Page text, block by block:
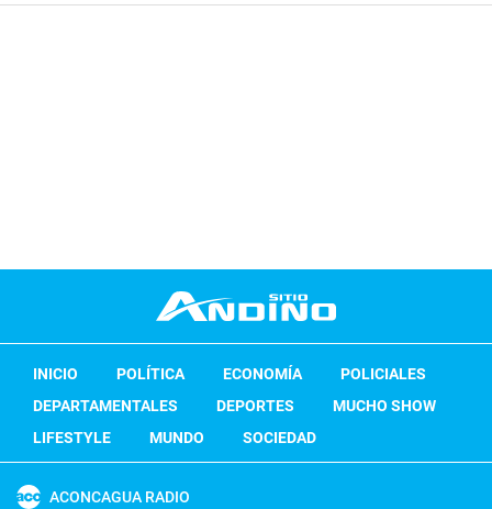
INICIO POLÍTICA ECONOMÍA
POLICIALES
DEPARTAMENTALES
DEPORTES
MUCHO SHOW
LIFESTYLE
MUNDO SOCIEDAD
ACONCAGUA RADIO